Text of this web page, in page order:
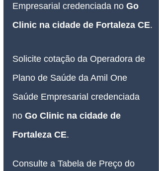
Empresarial credenciada no Go
Clinic na cidade de Fortaleza CE.
Solicite cotação da Operadora de
Plano de Saúde da Amil One
Saúde Empresarial credenciada
no Go Clinic na cidade de
Fortaleza CE.
Consulte a Tabela de Preço do